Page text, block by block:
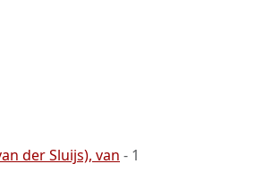
der Sluijs), van - 1